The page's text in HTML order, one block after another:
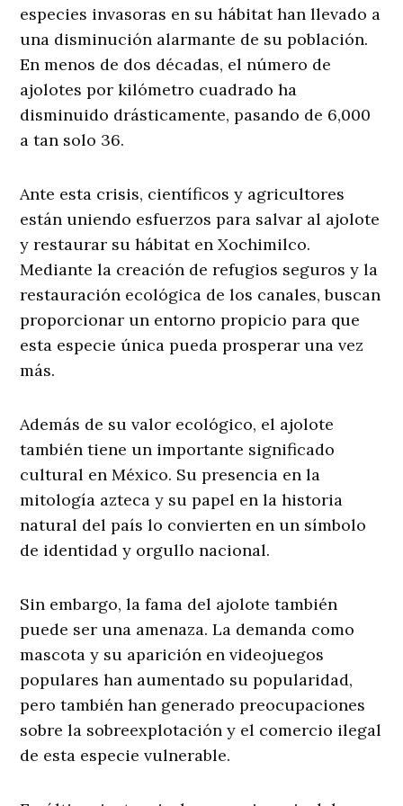
especies invasoras en su hábitat han llevado a
una disminución alarmante de su población.
En menos de dos décadas, el número de
ajolotes por kilómetro cuadrado ha
disminuido drásticamente, pasando de 6,000
a tan solo 36.
Ante esta crisis, científicos y agricultores
están uniendo esfuerzos para salvar al ajolote
y restaurar su hábitat en Xochimilco.
Mediante la creación de refugios seguros y la
restauración ecológica de los canales, buscan
proporcionar un entorno propicio para que
esta especie única pueda prosperar una vez
más.
Además de su valor ecológico, el ajolote
también tiene un importante significado
cultural en México. Su presencia en la
mitología azteca y su papel en la historia
natural del país lo convierten en un símbolo
de identidad y orgullo nacional.
Sin embargo, la fama del ajolote también
puede ser una amenaza. La demanda como
mascota y su aparición en videojuegos
populares han aumentado su popularidad,
pero también han generado preocupaciones
sobre la sobreexplotación y el comercio ilegal
de esta especie vulnerable.